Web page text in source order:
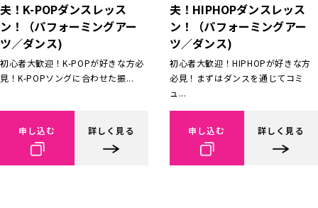
夫！K-POPダンスレッス
ン！（パフォーミングアー
ツ／ダンス)
初心者大歓迎！K-POPが好きな方必
見！K-POPソングに合わせた振...
申し込む 詳しく見る
夫！HIPHOPダンスレッス
ン！（パフォーミングアー
ツ／ダンス)
初心者大歓迎！HIPHOPが好きな方
必見！まずはダンスを通じてコミ
ュ...
申し込む 詳しく見る